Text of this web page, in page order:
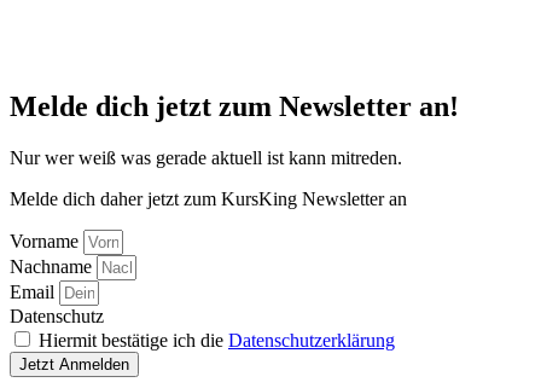
Melde dich jetzt zum Newsletter an!
Nur wer weiß was gerade aktuell ist kann mitreden.
Melde dich daher jetzt zum KursKing Newsletter an
Vorname
Nachname
Email
Datenschutz
Hiermit bestätige ich die Datenschutzerklärung
Jetzt Anmelden